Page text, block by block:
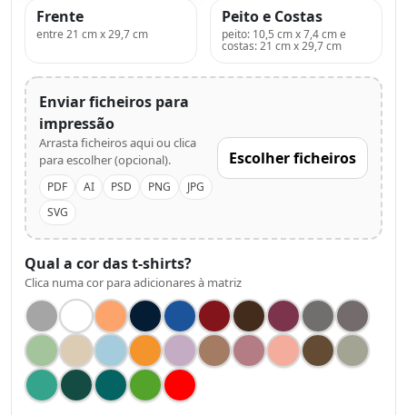
Frente
entre 21 cm x 29,7 cm
Peito e Costas
peito: 10,5 cm x 7,4 cm e
costas: 21 cm x 29,7 cm
Enviar ficheiros para
impressão
Arrasta ficheiros aqui ou clica
para escolher (opcional).
PDF AI PSD PNG
JPG
SVG
Escolher ficheiros
Qual a cor das t-shirts?
Clica numa cor para adicionares à matriz